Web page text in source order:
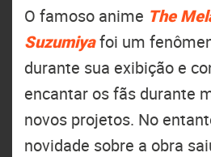
O famoso anime The
Suzumiyafoi um
durante sua exibição e
encantar os fãs durante
novos projetos. No
novidade sobre a obra